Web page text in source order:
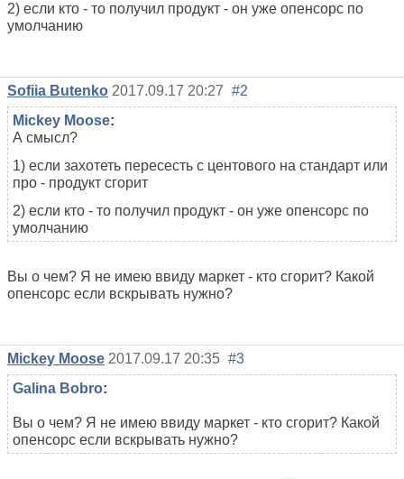
2) если кто - то получил продукт - он уже опенсорс по
умолчанию
Sofiia Butenko 2017.09.17 20:27 #2
Mickey Moose:
А смысл?
1) если захотеть пересесть с центового на стандарт или
про - продукт сгорит
2) если кто - то получил продукт - он уже опенсорс по
умолчанию
Вы о чем? Я не имею ввиду маркет - кто сгорит? Какой
опенсорс если вскрывать нужно?
Mickey Moose 2017.09.17 20:35 #3
Galina Bobro:
Вы о чем? Я не имею ввиду маркет - кто сгорит? Какой
опенсорс если вскрывать нужно?